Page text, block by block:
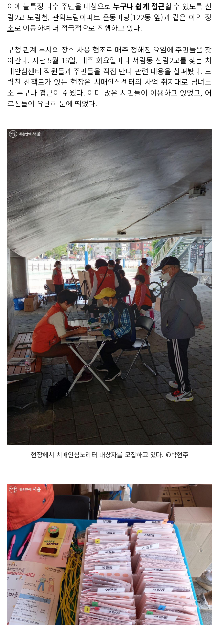
이에 불특정 다수 주민을 대상으로 누구나 쉽게 접근할 수 있도록 신
림2교 도림천, 관악드림아파트 운동마당(122동 앞)과 같은 야외 장
소로 이동하여 더 적극적으로 진행하고 있다.
구청 관계 부서의 장소 사용 협조로 매주 정해진 요일에 주민들을 찾
아간다. 지난 5월 16일, 매주 화요일마다 서림동 신림2교를 찾는 치
매안심센터 직원들과 주민들을 직접 만나 관련 내용을 살펴봤다. 도
림천 산책로가 있는 현장은 치매안심센터의 사업 취지대로 남녀노
소 누구나 접근이 쉬웠다. 이미 많은 시민들이 이용하고 있었고, 어
르신들이 유난히 눈에 띄었다.
현장에서 치매안심노리터 대상자를 모집하고 있다. ©박현주